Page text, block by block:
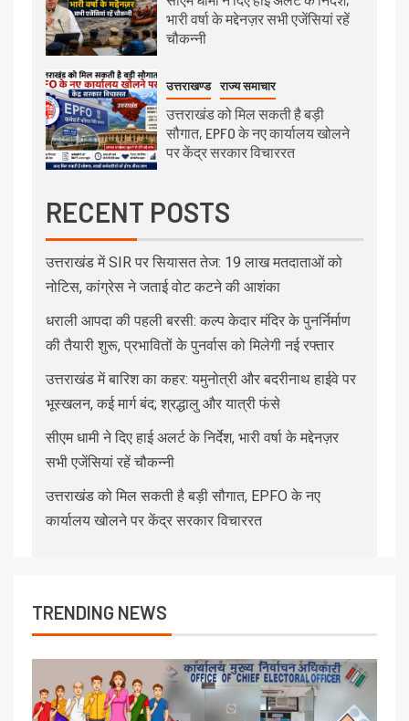
भारी वर्षा के मद्देनज़र सभी एजेंसियां रहें
चौकन्नी
उत्तराखण्ड राज्य समाचार
उत्तराखंड को मिल सकती है बड़ी
सौगात, EPFO के नए कार्यालय खोलने
पर केंद्र सरकार विचाररत
RECENT POSTS
उत्तराखंड में SIR पर सियासत तेज: 19 लाख मतदाताओं को
नोटिस, कांग्रेस ने जताई वोट कटने की आशंका
धराली आपदा की पहली बरसी: कल्प केदार मंदिर के पुनर्निर्माण
की तैयारी शुरू, प्रभावितों के पुनर्वास को मिलेगी नई रफ्तार
उत्तराखंड में बारिश का कहर: यमुनोत्री और बदरीनाथ हाईवे पर
भूस्खलन, कई मार्ग बंद; श्रद्धालु और यात्री फंसे
सीएम धामी ने दिए हाई अलर्ट के निर्देश, भारी वर्षा के मद्देनज़र
सभी एजेंसियां रहें चौकन्नी
उत्तराखंड को मिल सकती है बड़ी सौगात, EPFO के नए
कार्यालय खोलने पर केंद्र सरकार विचाररत
TRENDING NEWS